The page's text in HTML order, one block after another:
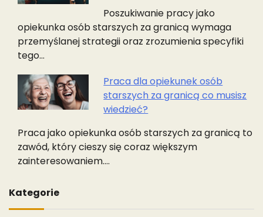
Poszukiwanie pracy jako
opiekunka osób starszych za granicą wymaga
przemyślanej strategii oraz zrozumienia specyfiki
tego…
Praca dla opiekunek osób
starszych za granicą co musisz
wiedzieć?
Praca jako opiekunka osób starszych za granicą to
zawód, który cieszy się coraz większym
zainteresowaniem.…
Kategorie